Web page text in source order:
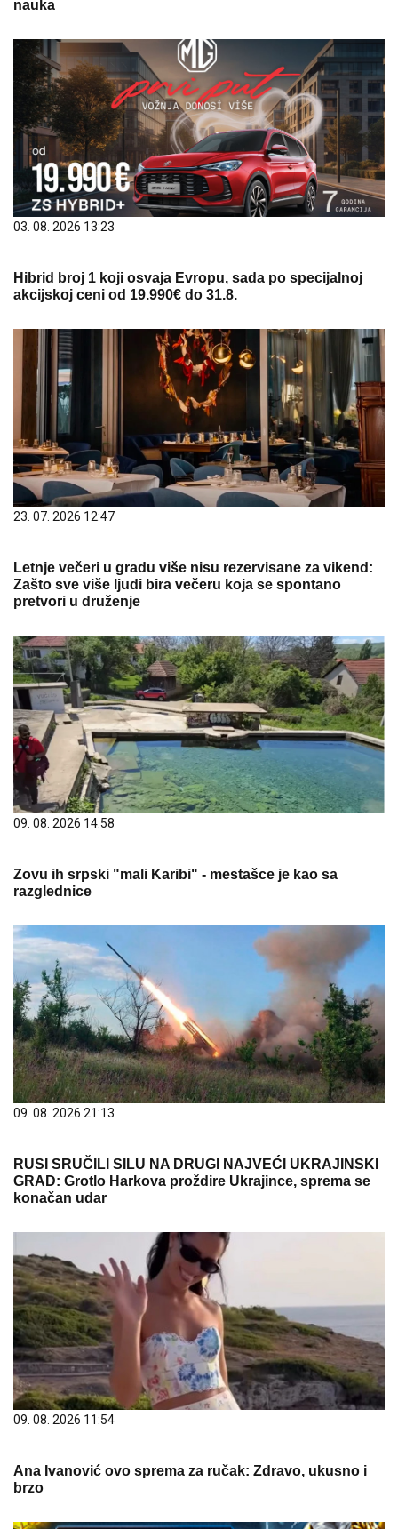
nauka
03. 08. 2026 13:23
Hibrid broj 1 koji osvaja Evropu, sada po specijalnoj
akcijskoj ceni od 19.990€ do 31.8.
23. 07. 2026 12:47
Letnje večeri u gradu više nisu rezervisane za vikend:
Zašto sve više ljudi bira večeru koja se spontano
pretvori u druženje
09. 08. 2026 14:58
Zovu ih srpski "mali Karibi" - mestašce je kao sa
razglednice
09. 08. 2026 21:13
RUSI SRUČILI SILU NA DRUGI NAJVEĆI UKRAJINSKI
GRAD: Grotlo Harkova proždire Ukrajince, sprema se
konačan udar
09. 08. 2026 11:54
Ana Ivanović ovo sprema za ručak: Zdravo, ukusno i
brzo